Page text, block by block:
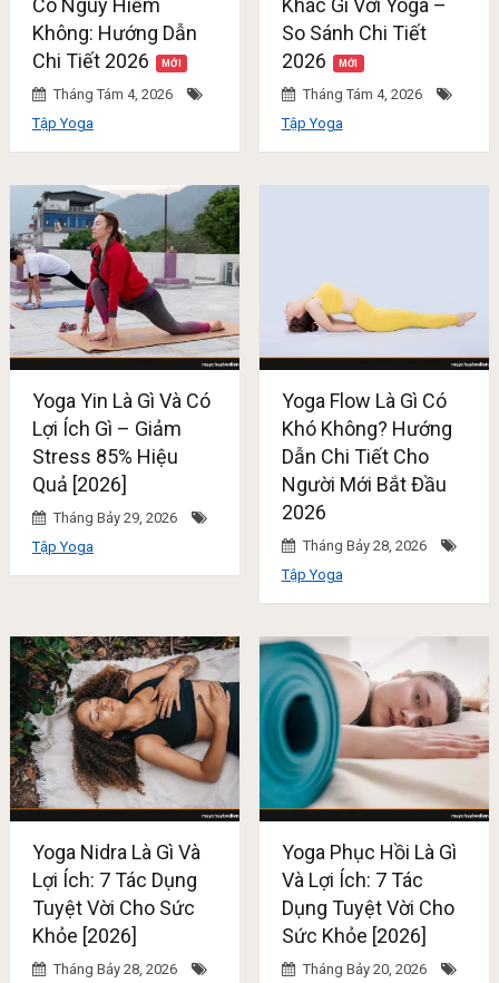
Có Nguy Hiểm
Không: Hướng Dẫn
Chi Tiết 2026
Tháng Tám 4, 2026
Tập Yoga
Khác Gì Với Yoga –
So Sánh Chi Tiết
2026
Tháng Tám 4, 2026
Tập Yoga
Yoga Yin Là Gì Và Có
Lợi Ích Gì – Giảm
Stress 85% Hiệu
Quả [2026]
Tháng Bảy 29, 2026
Tập Yoga
Yoga Flow Là Gì Có
Khó Không? Hướng
Dẫn Chi Tiết Cho
Người Mới Bắt Đầu
2026
Tháng Bảy 28, 2026
Tập Yoga
Yoga Nidra Là Gì Và
Lợi Ích: 7 Tác Dụng
Tuyệt Vời Cho Sức
Khỏe [2026]
Tháng Bảy 28, 2026
Yoga Phục Hồi Là Gì
Và Lợi Ích: 7 Tác
Dụng Tuyệt Vời Cho
Sức Khỏe [2026]
Tháng Bảy 20, 2026